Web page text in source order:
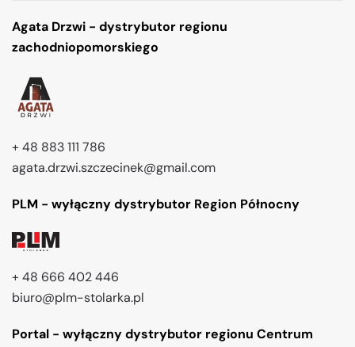
Agata Drzwi - dystrybutor regionu
zachodniopomorskiego
+ 48 883 111 786
agata.drzwi.szczecinek@gmail.com
PLM - wyłączny dystrybutor Region Północny
+ 48 666 402 446
biuro@plm-stolarka.pl
Portal - wyłączny dystrybutor regionu Centrum